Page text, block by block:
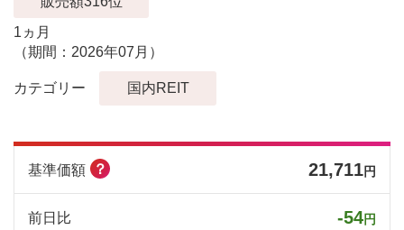
1ヵ月
（期間：2026年07月）
カテゴリー 国内REIT
基準価額 ？ 21,711円
前日比 -54円